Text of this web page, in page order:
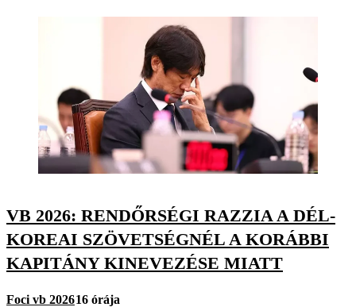
VB 2026: RENDŐRSÉGI RAZZIA A DÉL-
KOREAI SZÖVETSÉGNÉL A KORÁBBI
KAPITÁNY KINEVEZÉSE MIATT
Foci vb 202616 órája